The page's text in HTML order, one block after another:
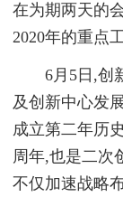
在为期两天的
2020年的重点
6月5日,创新
及创新中心发
成立第二年历
周年,也是二次
不仅加速战略